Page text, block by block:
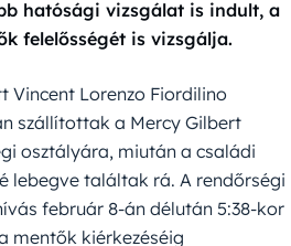
hatósági vizsgálat is indult, a
felelősségét is vizsgálja.
Lorenzo Fiordilino
szállítottak a Mercy Gilbert
osztályára, miután a családi
lebegve találtak rá. A rendőrségi
február 8-án délután 5:38-kor
mentők kiérkezéséig